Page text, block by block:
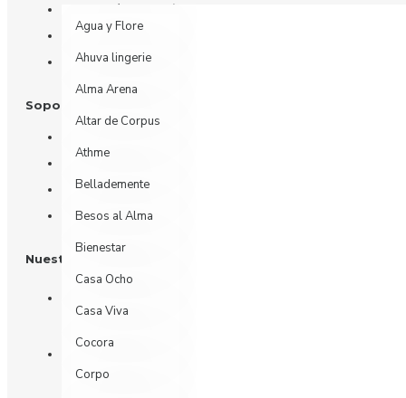
Agua y Flore
Ahuva lingerie
Alma Arena
Altar de Corpus
Athme
Bellademente
Besos al Alma
Bienestar
Casa Ocho
Casa Viva
Cocora
Corpo
Información de Envío
Política de Privacidad
Términos y Condiciones
Soporte al Cliente
Mi Cuenta
Historial de Pedidos
Nuestras Redes